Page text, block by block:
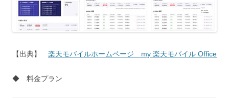
【出典】 楽天モバイルホームページ my 楽天モバイル Office
◆ 料金プラン